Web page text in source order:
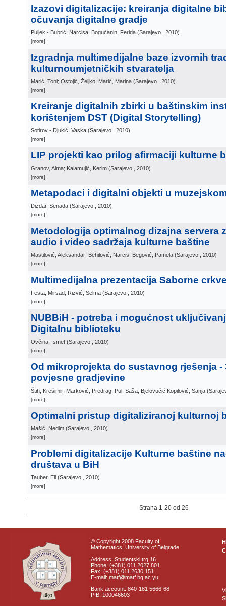
Izazovi digitalizacije: kreiranja digitalne
očuvanja digitalne gradje
Puljek - Bubrić, Narcisa; Bogućanin, Ferida (Sarajevo , 2010)
[more]
Izgradnja multimedijalne baze izvornih
kulturnoumjetničkih stvaratelja
Marić, Toni; Ostojić, Željko; Marić, Marina (Sarajevo , 2010)
[more]
Kreiranje digitalnih zbirki u baštinskim
korištenjem DST (Digital Storytelling)
Sotirov - Djukić, Vaska (Sarajevo , 2010)
[more]
LIP projekti kao prilog afirmaciji kulturne
Granov, Alma; Kalamujić, Kerim (Sarajevo , 2010)
[more]
Metapodaci i digitalni objekti u
Dizdar, Senada (Sarajevo , 2010)
[more]
Metodologija optimalnog dizajna servera
audio i video sadržaja kulturne baštine
Mastilović, Aleksandar; Behilović, Narcis; Begović, Pamela (Sarajevo , 2010)
[more]
Multimedijalna prezentacija Saborne
Festa, Mirsad; Rizvić, Selma (Sarajevo , 2010)
[more]
NUBBiH - potreba i mogućnost
Digitalnu biblioteku
Ovčina, Ismet (Sarajevo , 2010)
[more]
Od mikroprojekta do sustavnog rješenja -
povjesne gradjevine
Štih, Krešimir; Marković, Predrag; Pul, Saša; Bjelovučić Kopilović, Sanja (
[more]
Optimalni pristup digitaliziranoj kulturnoj
Mašić, Nedim (Sarajevo , 2010)
[more]
Problemi digitalizacije Kulturne baštine
društava u BiH
Tauber, Eli (Sarajevo , 2010)
[more]
Strana 1-20 od 26
© Copyright 2008 Faculty of
Mathematics, University of Belgrade
Address: Studentski trg 16
Phone: (+381) 011 2027 801
Fax: (+381) 011 2630 151
E-mail: matf@matf.bg.ac.yu
Bank account: 840-181 5666-68
PIB: 100046603